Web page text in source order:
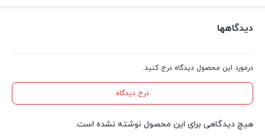
دیدگاهها
درمورد این محصول دیدگاه درج کنید.
درج دیدگاه
هیچ دیدگاهی برای این محصول نوشته نشده است.